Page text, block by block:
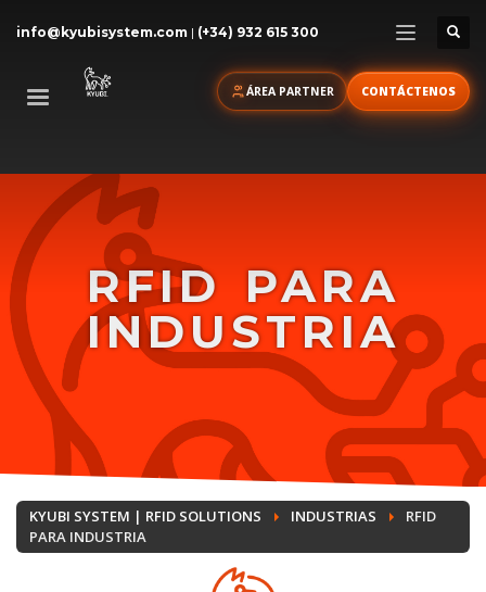
info@kyubisystem.com | (+34) 932 615 300
ÁREA PARTNER CONTÁCTENOS
RFID PARA
INDUSTRIA
KYUBI SYSTEM | RFID SOLUTIONS INDUSTRIAS
RFID
PARA INDUSTRIA